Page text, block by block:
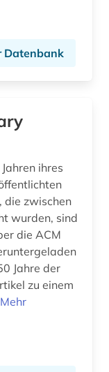
Datenbank
ihres
die zwischen
wurden, sind
die ACM
zu einem
Mehr